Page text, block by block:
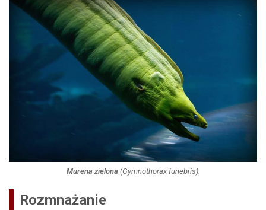
Murena zielona (Gymnothorax funebris).
Rozmnażanie